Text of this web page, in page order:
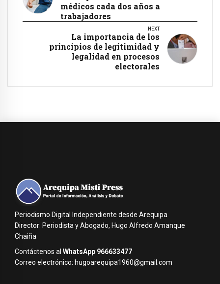
médicos cada dos años a
trabajadores
NEXT
La importancia de los
principios de legitimidad y
legalidad en procesos
electorales
Periodismo Digital Independiente desde Arequipa
Director: Periodista y Abogado, Hugo Alfredo Amanque
Chaiña
Contáctenos al WhatsApp 966633477
Correo electrónico: hugoarequipa1960@gmail.com